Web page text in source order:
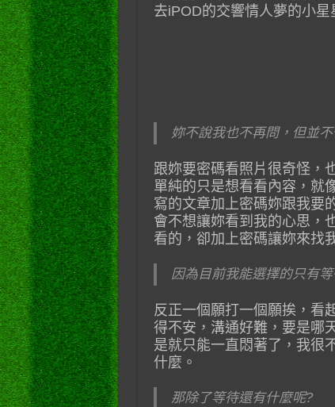
去iPOD的交響情人夢的小
妳不說我也不再問，但並
跟妳要密碼看照片很奇怪，
單純的只是想看看內容，就
寫的文章加上密碼妳跟我要
會不想讓妳看到我的心思，
看的，卻加上密碼讓妳來找
因為目前我能選擇的只有等
反正一個願打一個願挨，看
得不安，溝通好難，要是哪
是就只能一直悶著了，我很
什麼。
那除了等待還有什麼呢?